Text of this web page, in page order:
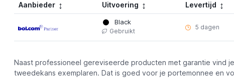
Aanbieder Uitvoering Levertijd
Black
Gebruikt
5 dagen
Naast professioneel gereviseerde producten met garantie vind
tweedekans exemplaren. Dat is goed voor je portemonnee en